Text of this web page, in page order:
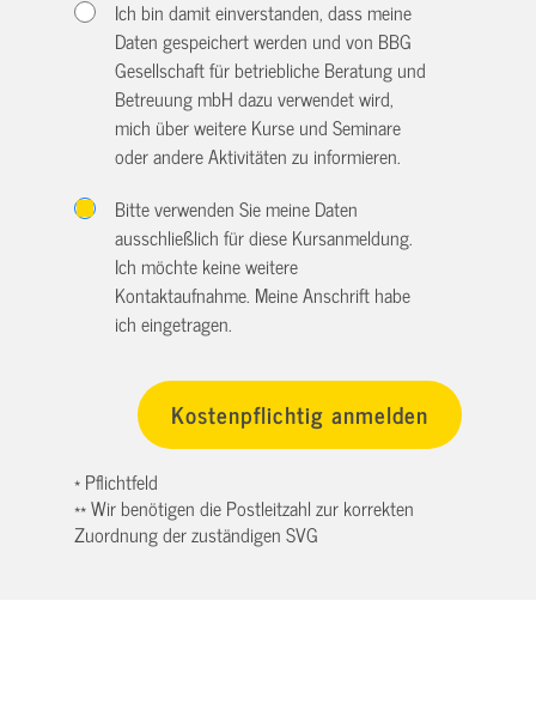
Ich bin damit einverstanden, dass meine
Daten gespeichert werden und von BBG
Gesellschaft für betriebliche Beratung und
Betreuung mbH dazu verwendet wird,
mich über weitere Kurse und Seminare
oder andere Aktivitäten zu informieren.
Bitte verwenden Sie meine Daten
ausschließlich für diese Kursanmeldung.
Ich möchte keine weitere
Kontaktaufnahme. Meine Anschrift habe
ich eingetragen.
* Pflichtfeld
** Wir benötigen die Postleitzahl zur korrekten
Zuordnung der zuständigen SVG